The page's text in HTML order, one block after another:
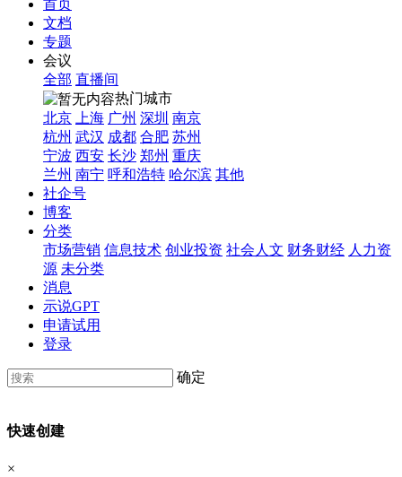
首页
文档
专题
会议
全部 直播间
热门城市
北京
上海 广州 深圳 南京
杭州 武汉 成都 合肥 苏州
宁波 西安 长沙 郑州 重庆
兰州 南宁 呼和浩特 哈尔滨 其他
社企号
博客
分类
市场营销 信息技术 创业投资 社会人文 财务财经 人力资
源 未分类
消息
示说GPT
申请试用
登录
确定
快速创建
×